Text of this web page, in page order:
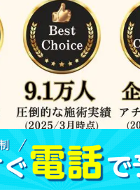
へ｜ジール鍼灸整骨